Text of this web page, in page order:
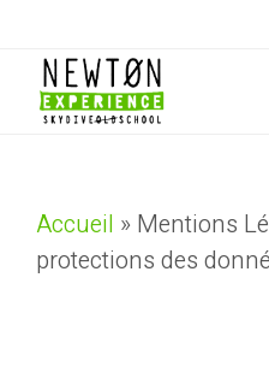
Accueil » Mentions
protections des